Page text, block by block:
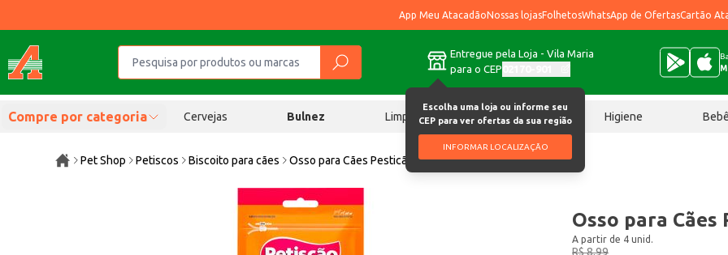
App Meu AtacadãoNossas lojasFolhetosWhatsApp de OfertasCartão
Entregue pela Loja - Vila Maria
para o CEP
Escolha uma loja ou informe seu
CEP para ver ofertas da sua região
INFORMAR LOCALIZAÇÃO
Compre por categoria Cervejas Bulnez Limpeza Chocolates Higiene
Pet Shop Petiscos Biscoito para cães Osso para Cães Pesticão Carne 100g
Osso para Cães
A partir de 4 unid.
R$ 8,99